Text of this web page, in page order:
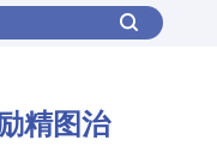
精图治